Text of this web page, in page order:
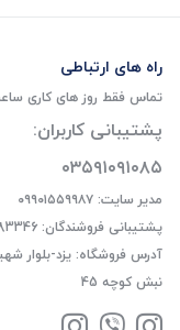
راه های ارتباطی
تماس فقط روز های کاری ساعت
پشتیبانی کاربران:
۰۳۵۹۱۰۹۱۰۸۵
مدیر سایت: ۰۹۹۰۱۵۵۹۹۸۷
پشتیبانی فروشندگان: 09139683346
آدرس فروشگاه: یزد-بلوار
نبش کوچه 45